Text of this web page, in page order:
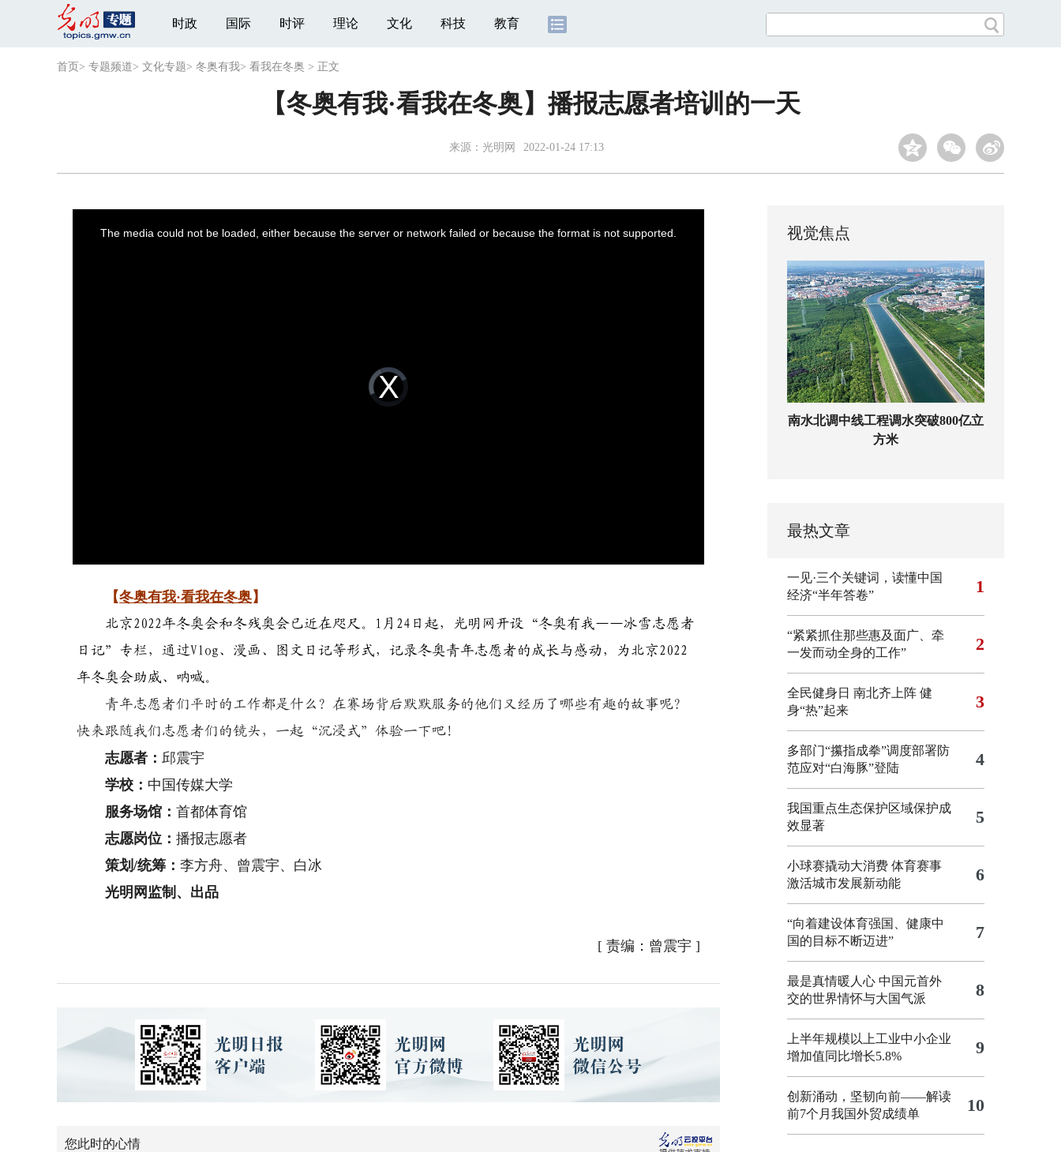
时政 国际 时评 理论 文化 科技 教育
首页 > 专题频道> 文化专题> 冬奥有我> 看我在冬奥 > 正文
【冬奥有我·看我在冬奥】播报志愿者培训的一天
来源： 光明网 2022-01-24 17:13
Video
Player
is
loading.
The media could not be loaded, either because the server or network failed or because the format is not supported.
【冬奥有我·看我在冬奥】
北京2022年冬奥会和冬残奥会已近在咫尺。1月24日起，光明网开设“冬奥有我——冰雪志愿者
日记”专栏，通过Vlog、漫画、图文日记等形式，记录冬奥青年志愿者的成长与感动，为北京2022
年冬奥会助威、呐喊。
青年志愿者们平时的工作都是什么？在赛场背后默默服务的他们又经历了哪些有趣的故事呢？
快来跟随我们志愿者们的镜头，一起“沉浸式”体验一下吧！
志愿者：邱震宇
学校： 中国传媒大学
服务场馆：首都体育馆
志愿岗位：播报志愿者
策划/统筹：李方舟、曾震宇、白冰
光明网监制、出品
[ 责编：曾震宇 ]
您此时的心情
视觉焦点
南水北调中线工程调水突破800亿立
方米
最热文章
一见·三个关键词，读懂中国
经济“半年答卷”
1
“紧紧抓住那些惠及面广、牵
一发而动全身的工作”
2
全民健身日 南北齐上阵 健
身“热”起来
3
多部门“攥指成拳”调度部署防
范应对“白海豚”登陆
4
我国重点生态保护区域保护成
效显著
5
小球赛撬动大消费 体育赛事
激活城市发展新动能
6
“向着建设体育强国、健康中
国的目标不断迈进”
7
最是真情暖人心 中国元首外
交的世界情怀与大国气派
8
上半年规模以上工业中小企业
增加值同比增长5.8%
9
创新涌动，坚韧向前——解读
前7个月我国外贸成绩单
10